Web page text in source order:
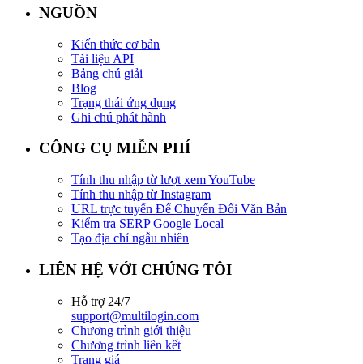
NGUỒN
Kiến thức cơ bản
Tài liệu API
Bảng chú giải
Blog
Trạng thái ứng dụng
Ghi chú phát hành
CÔNG CỤ MIỄN PHÍ
Tính thu nhập từ lượt xem YouTube
Tính thu nhập từ Instagram
URL trực tuyến Để Chuyển Đổi Văn Bản
Kiểm tra SERP Google Local
Tạo địa chỉ ngẫu nhiên
LIÊN HỆ VỚI CHÚNG TÔI
Hỗ trợ 24/7
support@multilogin.com
Chương trình giới thiệu
Chương trình liên kết
Trang giá